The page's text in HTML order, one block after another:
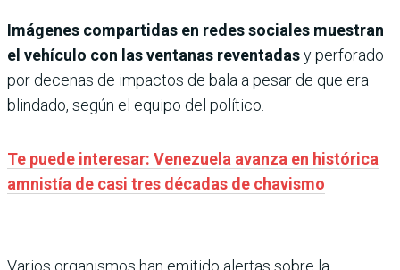
Imágenes compartidas en redes sociales muestran
el vehículo con las ventanas reventadasy perforado
por decenas de impactos de bala a pesar de que era
blindado, según el equipo del político.
Te puede interesar: Venezuela avanza en histórica
amnistía de casi tres décadas de chavismo
Varios organismos han emitido alertas sobre la